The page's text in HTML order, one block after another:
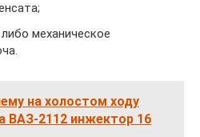
механическое
на холостом ходу
ВАЗ-2112 инжектор 16